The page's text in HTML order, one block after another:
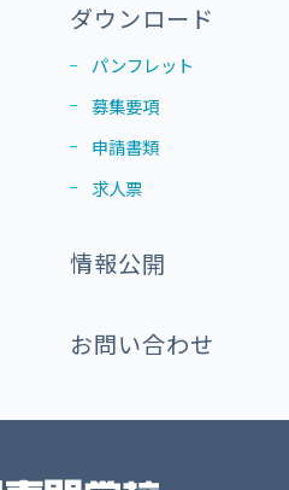
ダウンロード
パンフレット
募集要項
申請書類
求人票
情報公開
お問い合わせ